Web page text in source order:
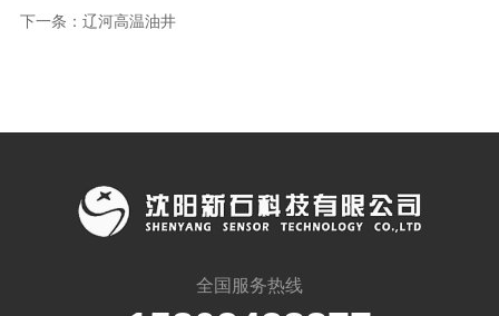
下一条： 辽河高温油井
全国服务热线